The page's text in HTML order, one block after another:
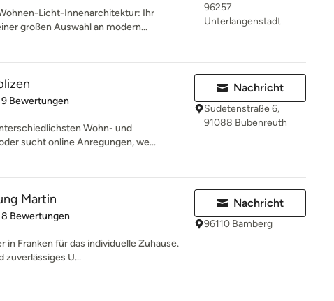
Licht-Innenarchitektur: Ihr
großen Auswahl an modern...
96257
Unterlangenstadt
5 von 5 Sternen
9 Bewertungen
Wohn- und
sucht online Anregungen, we...
Nachricht
Sudetenstraße 6,
91088 Bubenreuth
Martin
5 von 5 Sternen
8 Bewertungen
in Franken für das individuelle Zuhause.
zuverlässiges U...
Nachricht
96110 Bamberg